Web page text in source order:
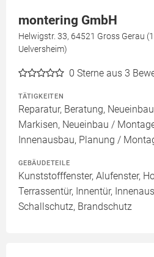
montering GmbH
Helwigstr. 33, 64521 Gross Gerau
Uelversheim)
0 Sterne aus 3
TÄTIGKEITEN
Reparatur, Beratung,
Markisen, Neueinbau /
Innenausbau, Planung /
GEBÄUDETEILE
Kunststofffenster, Alufenster,
Terrassentür, Innentür,
Schallschutz, Brandschutz